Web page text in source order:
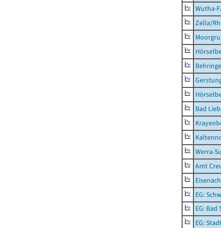
Wutha-
Zella/
Bad
Werra-
Amt
EG:
EG:
EG: